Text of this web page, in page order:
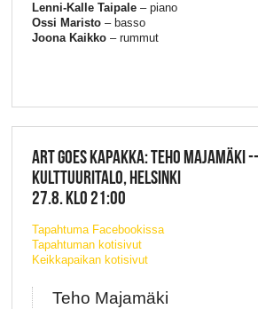
Lenni-Kalle Taipale– piano
Ossi Maristo– basso
Joona Kaikko– rummut
ART GOES KAPAKKA: TEHO MAJAMÄKI
KULTTUURITALO, HELSINKI
27.8. KLO 21:00
Tapahtuma Facebookissa
Tapahtuman kotisivut
Keikkapaikan kotisivut
Teho Majamäki